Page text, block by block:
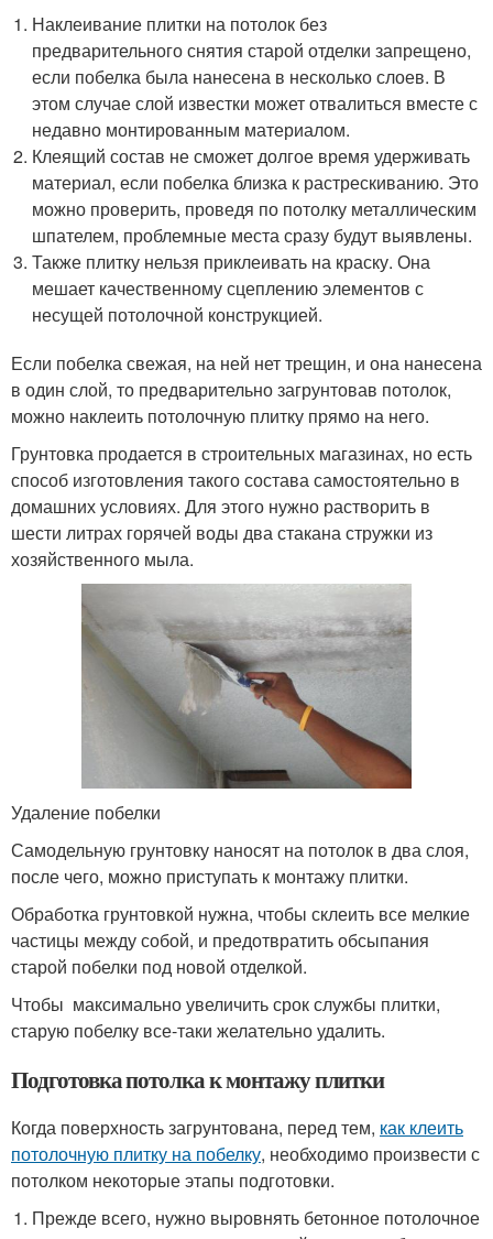
Наклеивание плитки на потолок без
предварительного снятия старой отделки запрещено,
если побелка была нанесена в несколько слоев. В
этом случае слой известки может отвалиться вместе с
недавно монтированным материалом.
Клеящий состав не сможет долгое время удерживать
материал, если побелка близка к растрескиванию. Это
можно проверить, проведя по потолку металлическим
шпателем, проблемные места сразу будут выявлены.
Также плитку нельзя приклеивать на краску. Она
мешает качественному сцеплению элементов с
несущей потолочной конструкцией.
Если побелка свежая, на ней нет трещин, и она нанесена
в один слой, то предварительно загрунтовав потолок,
можно наклеить потолочную плитку прямо на него.
Грунтовка продается в строительных магазинах, но есть
способ изготовления такого состава самостоятельно в
домашних условиях. Для этого нужно растворить в
шести литрах горячей воды два стакана стружки из
хозяйственного мыла.
Удаление побелки
Самодельную грунтовку наносят на потолок в два слоя,
после чего, можно приступать к монтажу плитки.
Обработка грунтовкой нужна, чтобы склеить все мелкие
частицы между собой, и предотвратить обсыпания
старой побелки под новой отделкой.
Чтобы максимально увеличить срок службы плитки,
старую побелку все-таки желательно удалить.
Подготовка потолка к монтажу плитки
Когда поверхность загрунтована, перед тем, как клеить
потолочную плитку на побелку, необходимо произвести с
потолком некоторые этапы подготовки.
Прежде всего, нужно выровнять бетонное потолочное